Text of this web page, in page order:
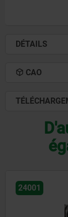
DÉTAILS
CAO